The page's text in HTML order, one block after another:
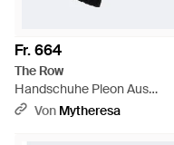
Fr. 664
The Row
Handschuhe Pleon Aus
Kaschmir - Schwarz
Von Mytheresa